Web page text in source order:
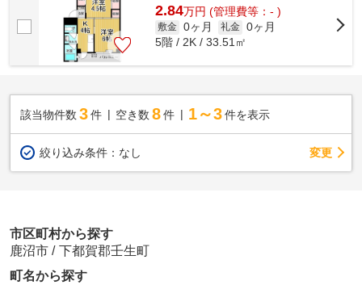
2.84万円 (管理費等：- )
敷金 0ヶ月 礼金 0ヶ月
5階 / 2K / 33.51㎡
該当物件数 3件 空き数 8 件 1～3 件を表示
絞り込み条件： なし 変更
市区町村から探す
鹿沼市 / 下都賀郡壬生町
町名から探す